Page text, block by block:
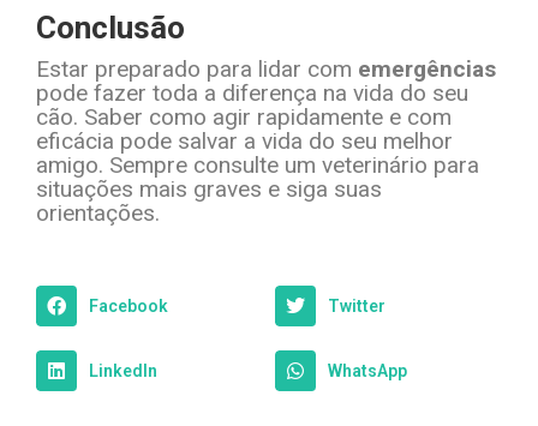
Conclusão
Estar preparado para lidar com emergências
pode fazer toda a diferença na vida do seu
cão. Saber como agir rapidamente e com
eficácia pode salvar a vida do seu melhor
amigo. Sempre consulte um veterinário para
situações mais graves e siga suas
orientações.
Facebook Twitter
LinkedIn WhatsApp